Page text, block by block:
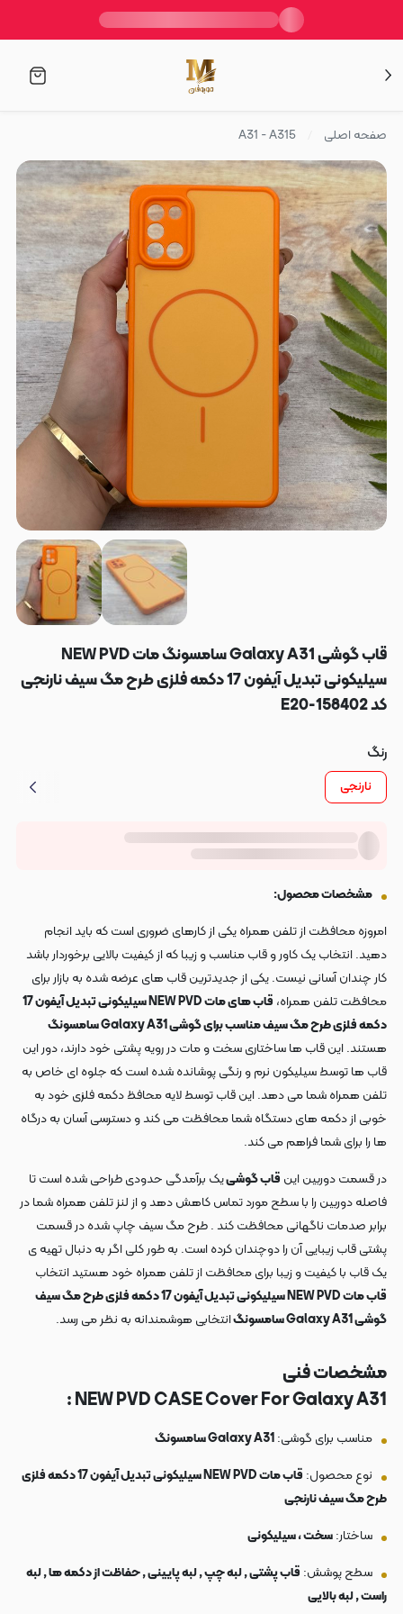
صفحه اصلی A31 - A315
قاب گوشی Galaxy A31 سامسونگ مات NEW PVD
سیلیکونی تبدیل آیفون 17 دکمه فلزی طرح مگ سیف نارنجی
کد E20-158402
رنگ
نارنجی
مشخصات محصول:
امروزه محافظت از تلفن همراه یکی از کارهای ضروری است که باید انجام
دهید. انتخاب یک کاور و قاب مناسب و زیبا که از کیفیت بالایی برخوردار باشد
کار چندان آسانی نیست. یکی از جدیدترین قاب های عرضه شده به بازار برای
محافظت تلفن همراه،
قاب های مات NEW PVD سیلیکونی تبدیل آیفون 17
دکمه فلزی طرح مگ سیف مناسب برای گوشی Galaxy A31 سامسونگ
هستند. این قاب ها ساختاری سخت و مات در رویه پشتی خود دارند، دور این
قاب ها توسط سیلیکون نرم و رنگی پوشانده شده است که جلوه ای خاص به
تلفن همراه شما می دهد. این قاب توسط لایه محافظ دکمه فلزی خود به
خوبی از دکمه های دستگاه شما محافظت می کند و دسترسی آسان به درگاه
ها را برای شما فراهم می کند.
در قسمت دوربین این قاب گوشییک برآمدگی حدودی طراحی شده است تا
فاصله دوربین را با سطح مورد تماس کاهش دهد و از لنز تلفن همراه شما در
برابر صدمات ناگهانی محافظت کند . طرح مگ سیف چاپ شده در قسمت
پشتی قاب زیبایی آن را دوچندان کرده است. به طور کلی اگر به دنبال تهیه ی
یک قاب با کیفیت و زیبا برای محافظت از تلفن همراه خود هستید انتخاب
قاب مات NEW PVD سیلیکونی تبدیل آیفون 17 دکمه فلزی طرح مگ سیف
گوشی Galaxy A31 سامسونگ
انتخابی هوشمندانه به نظر می رسد.
مشخصات فنی
NEW PVD CASE Cover For Galaxy A31 :
مناسب برای گوشی:Galaxy A31 سامسونگ
نوع محصول:
قاب مات NEW PVD سیلیکونی تبدیل آیفون 17 دکمه فلزی
طرح مگ سیف نارنجی
ساختار:سخت ، سیلیکونی
سطح پوشش: قاب پشتی , لبه چپ , لبه پایینی , حفاظت از دکمه ها , لبه
راست , لبه بالایی